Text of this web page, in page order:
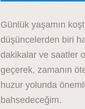
Günlük yaşamın
düşüncelerden biri
dakikalar ve saatler
geçerek, zamanın
huzur yolunda
bahsedeceğim.